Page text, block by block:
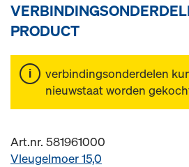
PRODUCT
verbindingsonderdelen
nieuwstaat worden
Art.nr. 581961000
Vleugelmoer 15,0